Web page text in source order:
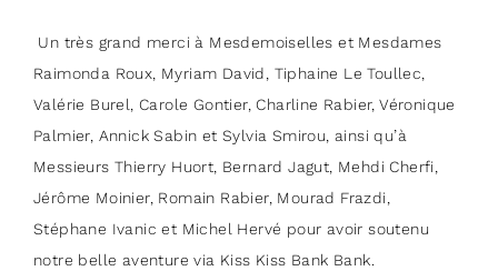
Un très grand merci à Mesdemoiselles et Mesdames
Raimonda Roux, Myriam David, Tiphaine Le Toullec,
Valérie Burel, Carole Gontier, Charline Rabier, Véronique
Palmier, Annick Sabin et Sylvia Smirou, ainsi qu’à
Messieurs Thierry Huort, Bernard Jagut, Mehdi Cherfi,
Jérôme Moinier, Romain Rabier, Mourad Frazdi,
Stéphane Ivanic et Michel Hervé pour avoir soutenu
notre belle aventure via Kiss Kiss Bank Bank.